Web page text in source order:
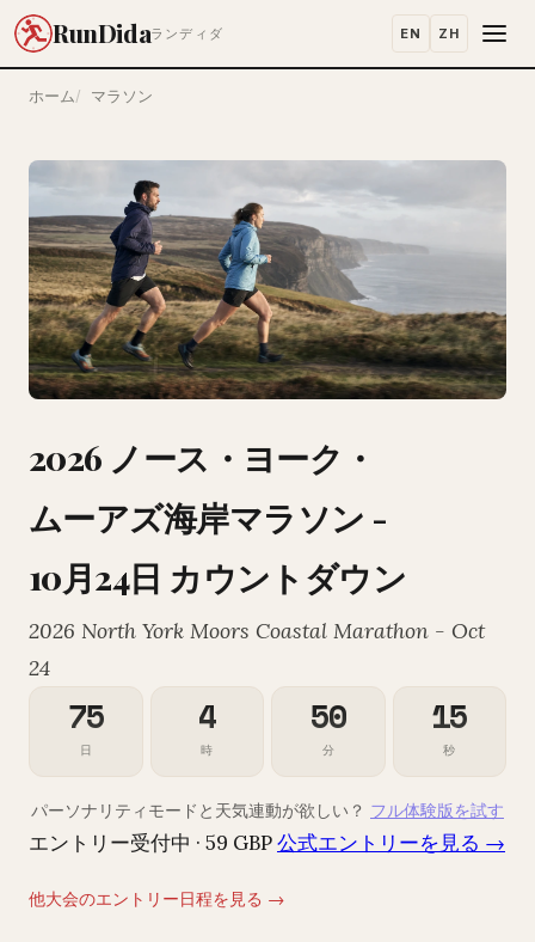
RunDidaランディダ EN ZH
ホーム マラソン
2026 ノース・ヨーク・
ムーアズ海岸マラソン -
10月24日 カウントダウン
2026 North York Moors Coastal Marathon - Oct
24
75
日
4
時
50
分
14
秒
パーソナリティモードと天気連動が欲しい？ フル体験版を試す
エントリー受付中 · 59 GBP公式エントリーを見る →
他大会のエントリー日程を見る →